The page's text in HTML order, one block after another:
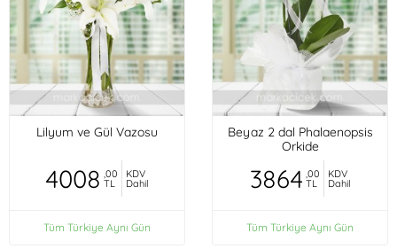
Lilyum ve Gül Vazosu
4008 ,00
TL
KDV
Dahil
Tüm Türkiye Aynı Gün
Beyaz 2 dal Phalaenopsis
Orkide
3864 ,00
TL
KDV
Dahil
Tüm Türkiye Aynı Gün